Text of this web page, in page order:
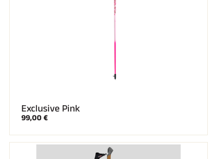
SKI DE FOND
Exclusive Pink
99,00 €